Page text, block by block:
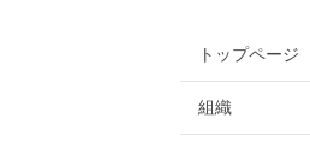
トップページ
組織